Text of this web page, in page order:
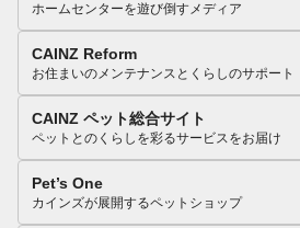
ホームセンターを遊び倒すメディア
CAINZ Reform
お住まいのメンテナンスとくらしのサポート
CAINZ ペット総合サイト
ペットとのくらしを彩るサービスをお届け
Pet’s One
カインズが展開するペットショップ